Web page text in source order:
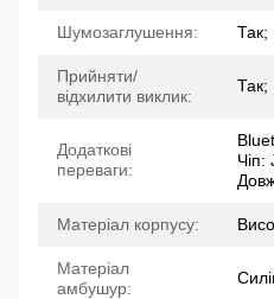
Шумозаглушення: Так;
Прийняти/
відхилити виклик:
Так;
Додаткові
переваги:
Чіп:
Матеріал корпусу:
Матеріал
амбушур: